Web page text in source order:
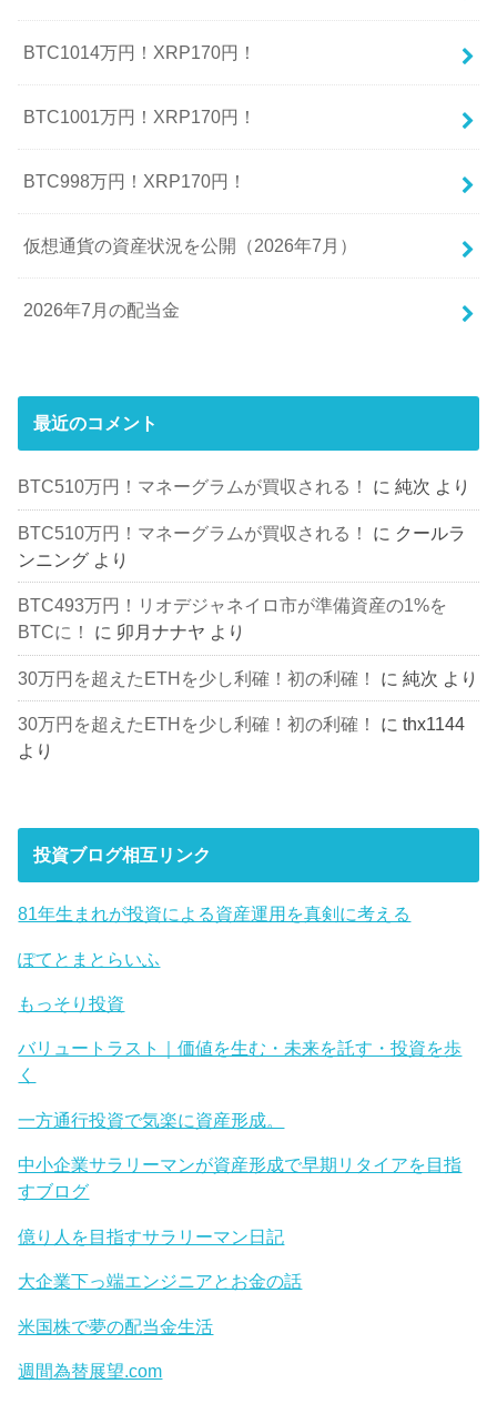
BTC1014万円！XRP170円！
BTC1001万円！XRP170円！
BTC998万円！XRP170円！
仮想通貨の資産状況を公開（2026年7月）
2026年7月の配当金
最近のコメント
BTC510万円！マネーグラムが買収される！ に純次 より
BTC510万円！マネーグラムが買収される！ に クールラ
ンニング より
BTC493万円！リオデジャネイロ市が準備資産の1%を
BTCに！
に 卯月ナナヤ より
30万円を超えたETHを少し利確！初の利確！ に純次 より
30万円を超えたETHを少し利確！初の利確！ にthx1144
より
投資ブログ相互リンク
81年生まれが投資による資産運用を真剣に考える
ぽてとまとらいふ
もっそり投資
バリュートラスト｜価値を生む・未来を託す・投資を歩
く
一方通行投資で気楽に資産形成。
中小企業サラリーマンが資産形成で早期リタイアを目指
すブログ
億り人を目指すサラリーマン日記
大企業下っ端エンジニアとお金の話
米国株で夢の配当金生活
週間為替展望.com